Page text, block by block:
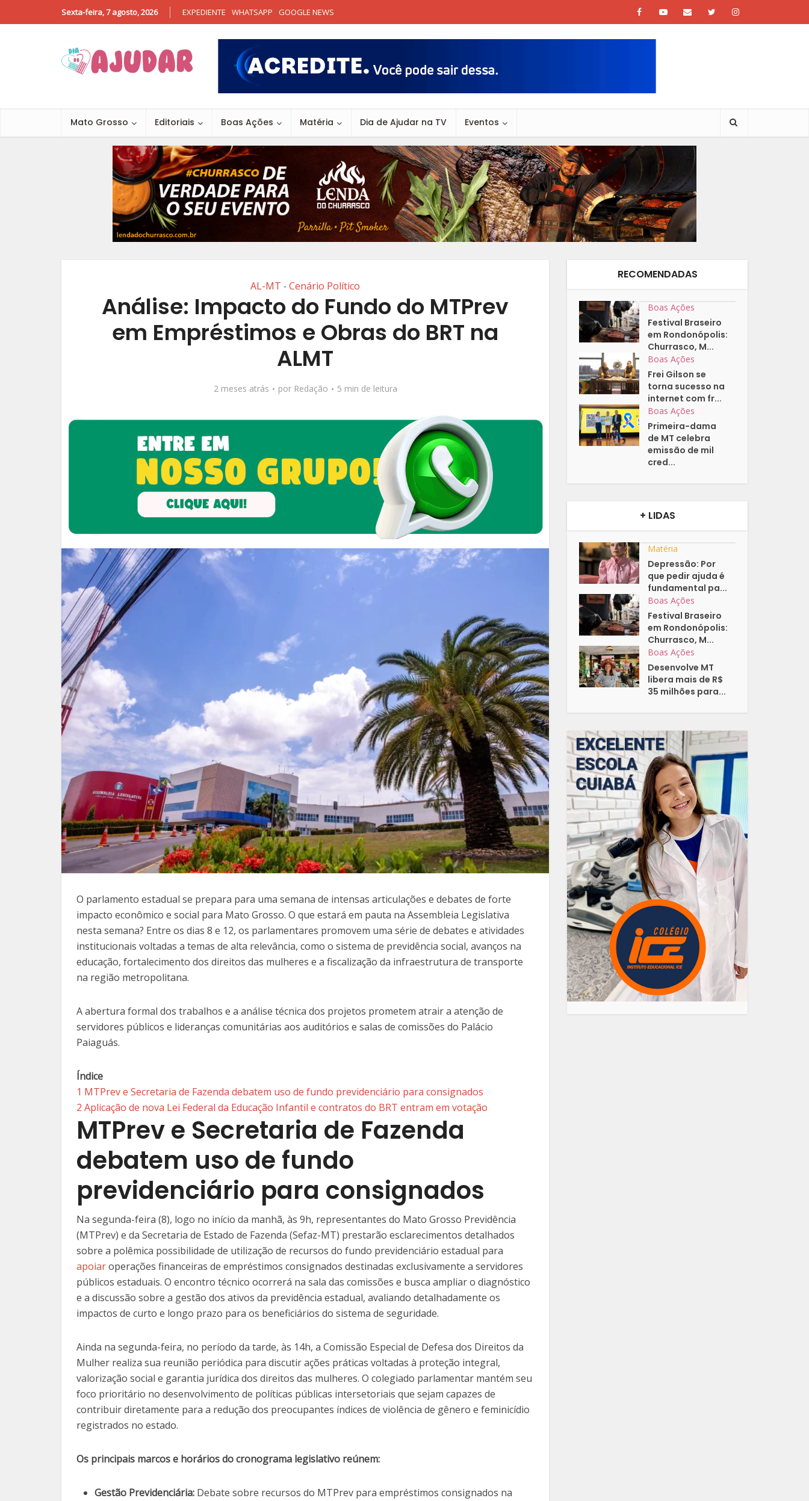
Sexta-feira, 7 agosto, 2026 EXPEDIENTE WHATSAPP GOOGLE NEWS
Mato Grosso Editoriais Boas Ações Matéria Dia de Ajudar na TV Eventos
AL-MT • Cenário Político
Análise: Impacto do Fundo do MTPrev
em Empréstimos e Obras do BRT na
ALMT
2 meses atrás por Redação 5 min de leitura
O parlamento estadual se prepara para uma semana de intensas articulações e debates de forte
impacto econômico e social para Mato Grosso. O que estará em pauta na Assembleia Legislativa
nesta semana? Entre os dias 8 e 12, os parlamentares promovem uma série de debates e atividades
institucionais voltadas a temas de alta relevância, como o sistema de previdência social, avanços na
educação, fortalecimento dos direitos das mulheres e a fiscalização da infraestrutura de transporte
na região metropolitana.
A abertura formal dos trabalhos e a análise técnica dos projetos prometem atrair a atenção de
servidores públicos e lideranças comunitárias aos auditórios e salas de comissões do Palácio
Paiaguás.
Índice
1 MTPrev e Secretaria de Fazenda debatem uso de fundo previdenciário para consignados
2 Aplicação de nova Lei Federal da Educação Infantil e contratos do BRT entram em votação
MTPrev e Secretaria de Fazenda
debatem uso de fundo
previdenciário para consignados
Na segunda-feira (8), logo no início da manhã, às 9h, representantes do Mato Grosso Previdência
(MTPrev) e da Secretaria de Estado de Fazenda (Sefaz-MT) prestarão esclarecimentos detalhados
sobre a polêmica possibilidade de utilização de recursos do fundo previdenciário estadual para
apoiaroperações financeiras de empréstimos consignados destinadas exclusivamente a servidores
públicos estaduais. O encontro técnico ocorrerá na sala das comissões e busca ampliar o diagnóstico
e a discussão sobre a gestão dos ativos da previdência estadual, avaliando detalhadamente os
impactos de curto e longo prazo para os beneficiários do sistema de seguridade.
Ainda na segunda-feira, no período da tarde, às 14h, a Comissão Especial de Defesa dos Direitos da
Mulher realiza sua reunião periódica para discutir ações práticas voltadas à proteção integral,
valorização social e garantia jurídica dos direitos das mulheres. O colegiado parlamentar mantém seu
foco prioritário no desenvolvimento de políticas públicas intersetoriais que sejam capazes de
contribuir diretamente para a redução dos preocupantes índices de violência de gênero e feminicídio
registrados no estado.
Os principais marcos e horários do cronograma legislativo reúnem:
Gestão Previdenciária: Debate sobre recursos do MTPrev para empréstimos consignados na
RECOMENDADAS
Boas Ações
Festival Braseiro
em Rondonópolis:
Churrasco, M...
Boas Ações
Frei Gilson se
torna sucesso na
internet com fr...
Boas Ações
Primeira-dama
de MT celebra
emissão de mil
cred...
+ LIDAS
Matéria
Depressão: Por
que pedir ajuda é
fundamental pa...
Boas Ações
Festival Braseiro
em Rondonópolis:
Churrasco, M...
Boas Ações
Desenvolve MT
libera mais de R$
35 milhões para...